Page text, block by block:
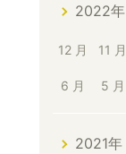
2022年
12 月 11 月
6 月 5 月
2021年